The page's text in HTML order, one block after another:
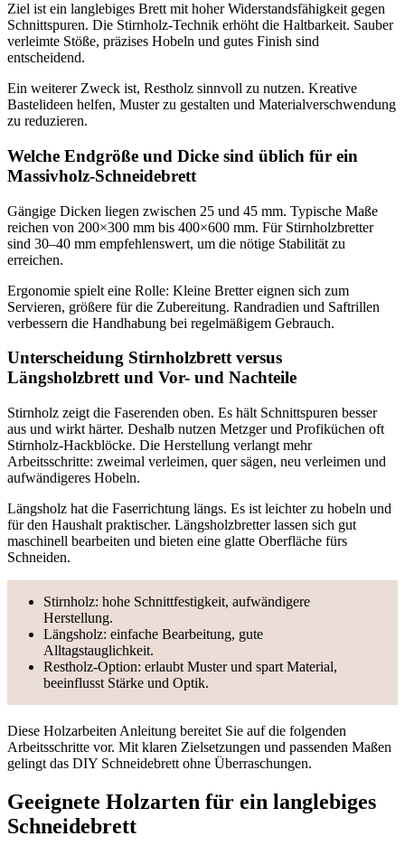
Ziel ist ein langlebiges Brett mit hoher Widerstandsfähigkeit gegen
Schnittspuren. Die Stirnholz-Technik erhöht die Haltbarkeit. Sauber
verleimte Stöße, präzises Hobeln und gutes Finish sind
entscheidend.
Ein weiterer Zweck ist, Restholz sinnvoll zu nutzen. Kreative
Bastelideen helfen, Muster zu gestalten und Materialverschwendung
zu reduzieren.
Welche Endgröße und Dicke sind üblich für ein
Massivholz-Schneidebrett
Gängige Dicken liegen zwischen 25 und 45 mm. Typische Maße
reichen von 200×300 mm bis 400×600 mm. Für Stirnholzbretter
sind 30–40 mm empfehlenswert, um die nötige Stabilität zu
erreichen.
Ergonomie spielt eine Rolle: Kleine Bretter eignen sich zum
Servieren, größere für die Zubereitung. Randradien und Saftrillen
verbessern die Handhabung bei regelmäßigem Gebrauch.
Unterscheidung Stirnholzbrett versus
Längsholzbrett und Vor- und Nachteile
Stirnholz zeigt die Faserenden oben. Es hält Schnittspuren besser
aus und wirkt härter. Deshalb nutzen Metzger und Profiküchen oft
Stirnholz-Hackblöcke. Die Herstellung verlangt mehr
Arbeitsschritte: zweimal verleimen, quer sägen, neu verleimen und
aufwändigeres Hobeln.
Längsholz hat die Faserrichtung längs. Es ist leichter zu hobeln und
für den Haushalt praktischer. Längsholzbretter lassen sich gut
maschinell bearbeiten und bieten eine glatte Oberfläche fürs
Schneiden.
Stirnholz: hohe Schnittfestigkeit, aufwändigere
Herstellung.
Längsholz: einfache Bearbeitung, gute
Alltagstauglichkeit.
Restholz-Option: erlaubt Muster und spart Material,
beeinflusst Stärke und Optik.
Diese Holzarbeiten Anleitung bereitet Sie auf die folgenden
Arbeitsschritte vor. Mit klaren Zielsetzungen und passenden Maßen
gelingt das DIY Schneidebrett ohne Überraschungen.
Geeignete Holzarten für ein langlebiges
Schneidebrett